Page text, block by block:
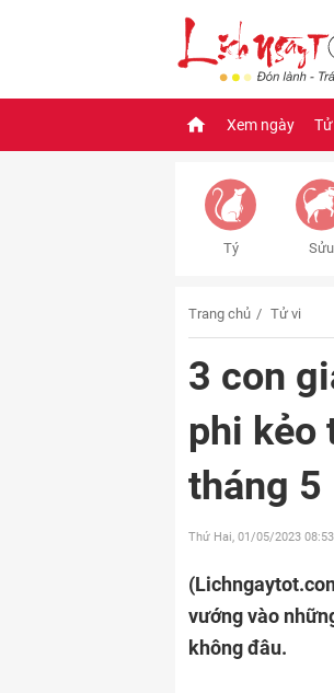
Xem ngày
Tý Sửu
Trang chủ Tử vi
3 con
phi kẻo
tháng 5
Thứ Hai, 01/05/2023
vướng vào
không đâu.